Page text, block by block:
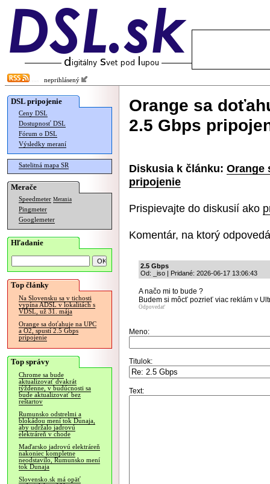
neprihlásený
DSL pripojenie
Ceny DSL
Dostupnosť DSL
Fórum o DSL
Výsledky meraní
Satelitná mapa SR
Merače
Speedmeter Merania
Pingmeter
Googlemeter
Hľadanie
Top články
Na Slovensku sa v tichosti
vypína ADSL v lokalitách s
VDSL, už 31. mája
Orange sa doťahuje na UPC
a O2, spustí 2.5 Gbps
pripojenie
Top správy
Chrome sa bude
aktualizovať dvakrát
týždenne, v budúcnosti sa
bude aktualizovať bez
reštartov
Rumunsko odstrelmi a
blokádou mení tok Dunaja,
aby udržalo jadrovú
elektráreň v chode
Maďarsko jadrovú elektráreň
nakoniec kompletne
neodstavilo, Rumunsko mení
tok Dunaja
Slovensko.sk má opäť
Orange sa
2.5 Gbps
Diskusia k článku: Orange
pripojenie
Prispievajte do diskusií ako
Komentár, na ktorý
2.5 Gbps
Od: _iso | Pridané: 2026-06-17 13:06:43
A načo mi to bude ?
Budem si môcť pozrieť viac reklám v
Odpovedať
Meno:
Titulok:
Text: